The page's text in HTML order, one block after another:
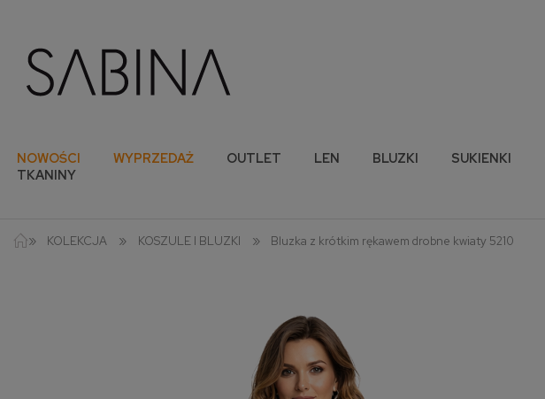
NOWOŚCI WYPRZEDAŻ OUTLET LEN BLUZKI SUKIENKI
TKANINY
» KOLEKCJA » KOSZULE I BLUZKI » Bluzka z krótkim rękawem drobne kwiaty 5210